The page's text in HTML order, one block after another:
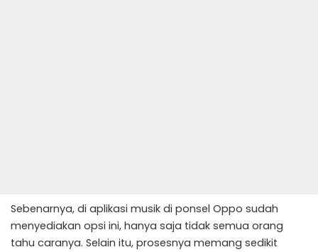
Sebenarnya, di aplikasi musik di ponsel Oppo sudah
menyediakan opsi ini, hanya saja tidak semua orang
tahu caranya. Selain itu, prosesnya memang sedikit